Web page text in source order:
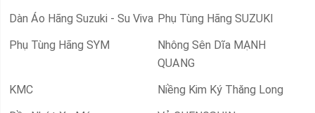
Dàn Áo Hãng Suzuki - Su Viva Phụ Tùng Hãng SUZUKI
Phụ Tùng Hãng SYM
Nhông Sên Dĩa MẠNH
QUANG
KMC
Niềng Kim Ký Thăng Long